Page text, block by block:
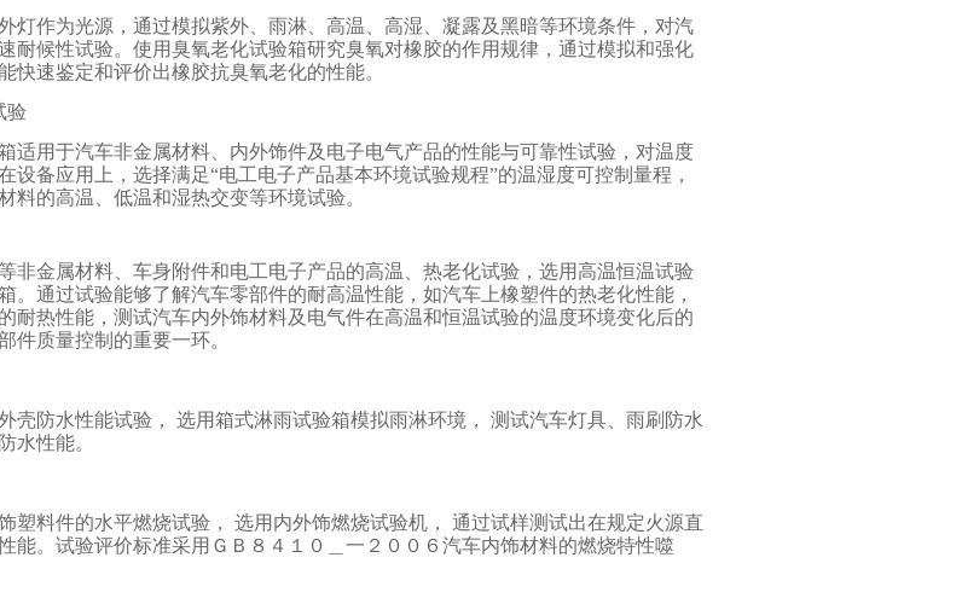
灯作为光源，通过模拟紫外、雨淋、高温、高湿、凝露及黑暗等环境条件，对汽
耐候性试验。使用臭氧老化试验箱研究臭氧对橡胶的作用规律，通过模拟和强化
快速鉴定和评价出橡胶抗臭氧老化的性能。
验
适用于汽车非金属材料、内外饰件及电子电气产品的性能与可靠性试验，对温度
设备应用上，选择满足“电工电子产品基本环境试验规程”的温湿度可控制量程，
料的高温、低温和湿热交变等环境试验。
非金属材料、车身附件和电工电子产品的高温、热老化试验，选用高温恒温试验
。通过试验能够了解汽车零部件的耐高温性能，如汽车上橡塑件的热老化性能，
耐热性能，测试汽车内外饰材料及电气件在高温和恒温试验的温度环境变化后的
件质量控制的重要一环。
壳防水性能试验， 选用箱式淋雨试验箱模拟雨淋环境， 测试汽车灯具、雨刷防水
水性能。
塑料件的水平燃烧试验， 选用内外饰燃烧试验机， 通过试样测试出在规定火源直
能。试验评价标准采用ＧＢ８４１０＿一２００６汽车内饰材料的燃烧特性噬